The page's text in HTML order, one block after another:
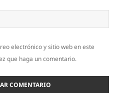
electrónico y sitio web en este
que haga un comentario.